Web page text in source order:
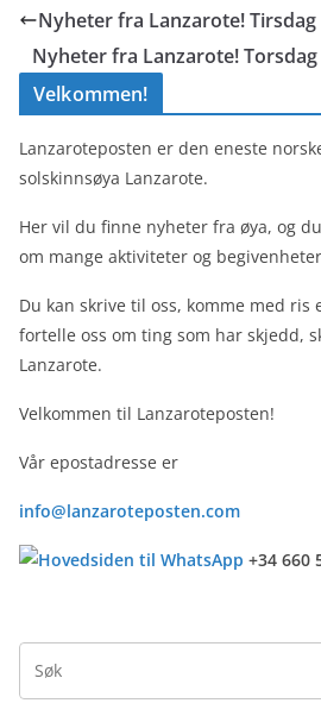
Nyheter fra Lanzarote!
Nyheter fra Lanzarote!
Velkommen!
Lanzaroteposten er den eneste
solskinnsøya Lanzarote.
Her vil du finne nyheter fra øya, og
om mange aktiviteter og
Du kan skrive til oss, komme med ris
fortelle oss om ting som har skjedd,
Lanzarote.
Velkommen til Lanzaroteposten!
Vår epostadresse er
info@lanzaroteposten.com
+34 660